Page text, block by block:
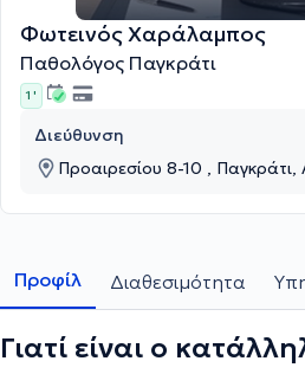
Φωτεινός Χαράλαμπος
Παθολόγος Παγκράτι
1 '
Διεύθυνση
Προαιρεσίου 8-10 , Παγκράτι,
Προφίλ Διαθεσιμότητα
Γιατί είναι ο